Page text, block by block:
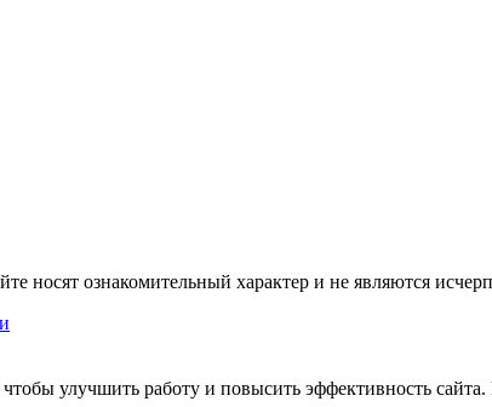
носят ознакомительный характер и не являются
чтобы улучшить работу и повысить эффективность